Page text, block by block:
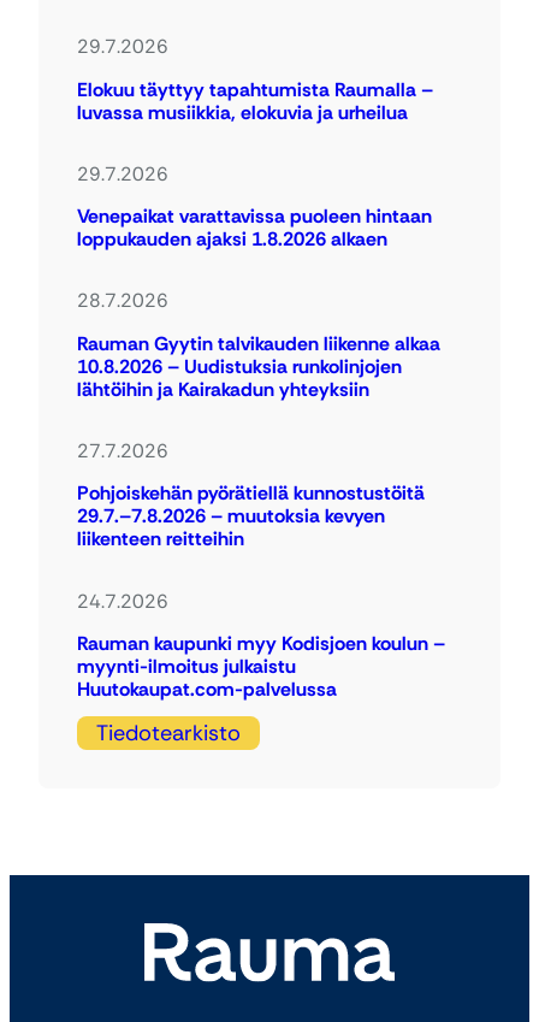
29.7.2026
Elokuu täyttyy tapahtumista Raumalla –
luvassa musiikkia, elokuvia ja urheilua
29.7.2026
Venepaikat varattavissa puoleen hintaan
loppukauden ajaksi 1.8.2026 alkaen
28.7.2026
Rauman Gyytin talvikauden liikenne alkaa
10.8.2026 – Uudistuksia runkolinjojen
lähtöihin ja Kairakadun yhteyksiin
27.7.2026
Pohjoiskehän pyörätiellä kunnostustöitä
29.7.–7.8.2026 – muutoksia kevyen
liikenteen reitteihin
24.7.2026
Rauman kaupunki myy Kodisjoen koulun –
myynti-ilmoitus julkaistu
Huutokaupat.com-palvelussa
Tiedotearkisto